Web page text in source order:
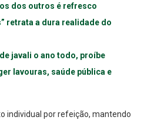
dos outros é refresco
retrata a dura realidade do
javali o ano todo, proíbe
lavouras, saúde pública e
individual por refeição, mantendo